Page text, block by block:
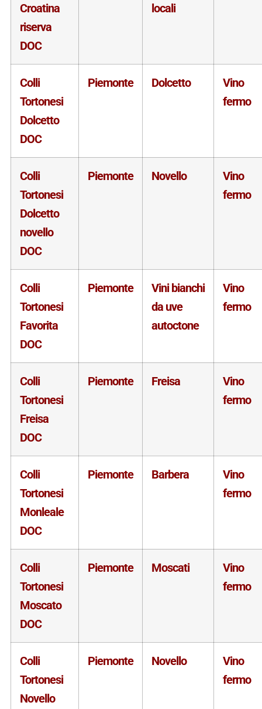
Croatina
riserva
DOC
locali
Colli
Tortonesi
Dolcetto
DOC
Piemonte Dolcetto
Vino
fermo
Colli
Tortonesi
Dolcetto
novello
DOC
Piemonte Novello
Vino
fermo
Colli
Tortonesi
Favorita
DOC
Piemonte
Vini bianchi
da uve
autoctone
Vino
fermo
Colli
Tortonesi
Freisa
DOC
Piemonte Freisa
Vino
fermo
Colli
Tortonesi
Monleale
DOC
Piemonte Barbera
Vino
fermo
Colli
Tortonesi
Moscato
DOC
Piemonte Moscati
Vino
fermo
Colli
Tortonesi
Novello
Piemonte Novello
Vino
fermo